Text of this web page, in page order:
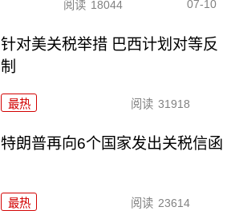
阅读 18044 07-10
针对美关税举措 巴西计划对等反
制
最热 阅读 31918
特朗普再向6个国家发出关税信函
最热 阅读 23614